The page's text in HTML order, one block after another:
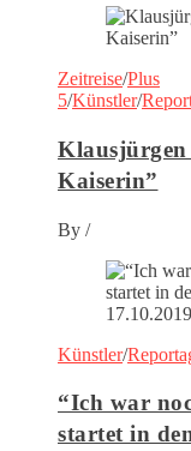
Zeitreise/Plus
5/Künstler/
Kaiserin”
By /
Künstler/
“Ich war
startet in